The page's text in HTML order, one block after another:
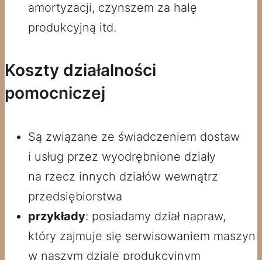
amortyzacji, czynszem za halę
produkcyjną itd.
Koszty działalności
pomocniczej
Są związane ze świadczeniem dostaw
i usług przez wyodrębnione działy
na rzecz innych działów wewnątrz
przedsiębiorstwa
przykłady: posiadamy dział napraw,
który zajmuje się serwisowaniem maszyn
w naszym dziale produkcyjnym